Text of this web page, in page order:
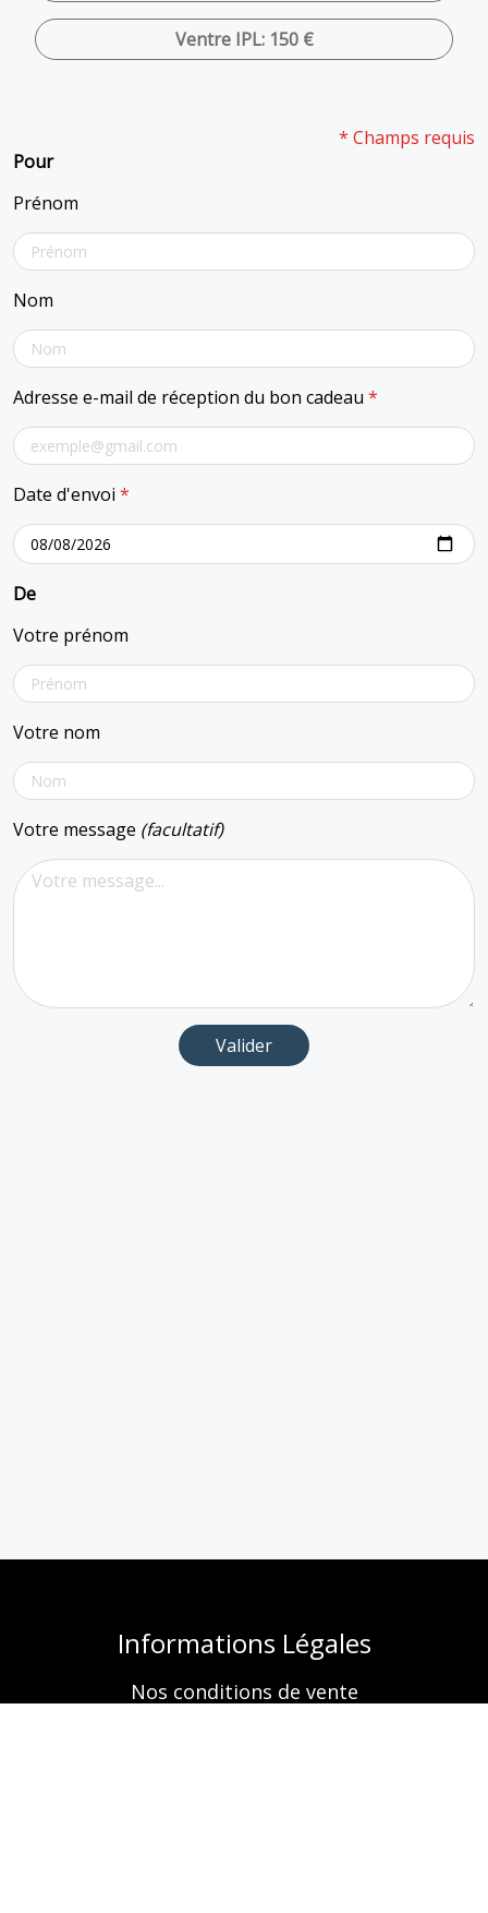
Ventre IPL: 150 €
* Champs requis
Pour
Prénom
Nom
Adresse e-mail de réception du bon cadeau *
Date d'envoi *
De
Votre prénom
Votre nom
Votre message (facultatif)
Informations Légales
Nos conditions de vente